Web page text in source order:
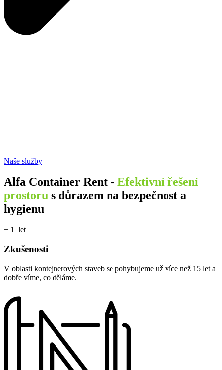
Naše služby
Alfa Container Rent - Efektivní řešení
prostoru s důrazem na bezpečnost a
hygienu
+ 1 let
Zkušenosti
V oblasti kontejnerových staveb se pohybujeme už více než 15 let a
dobře víme, co děláme.